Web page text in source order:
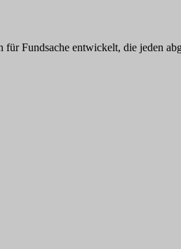
Fundsache entwickelt, die jeden